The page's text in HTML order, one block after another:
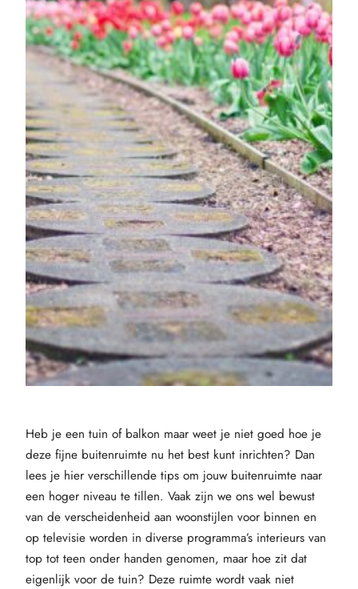
Heb je een tuin of balkon maar weet je niet goed hoe je
deze fijne buitenruimte nu het best kunt inrichten? Dan
lees je hier verschillende tips om jouw buitenruimte naar
een hoger niveau te tillen. Vaak zijn we ons wel bewust
van de verscheidenheid aan woonstijlen voor binnen en
op televisie worden in diverse programma’s interieurs van
top tot teen onder handen genomen, maar hoe zit dat
eigenlijk voor de tuin? Deze ruimte wordt vaak niet